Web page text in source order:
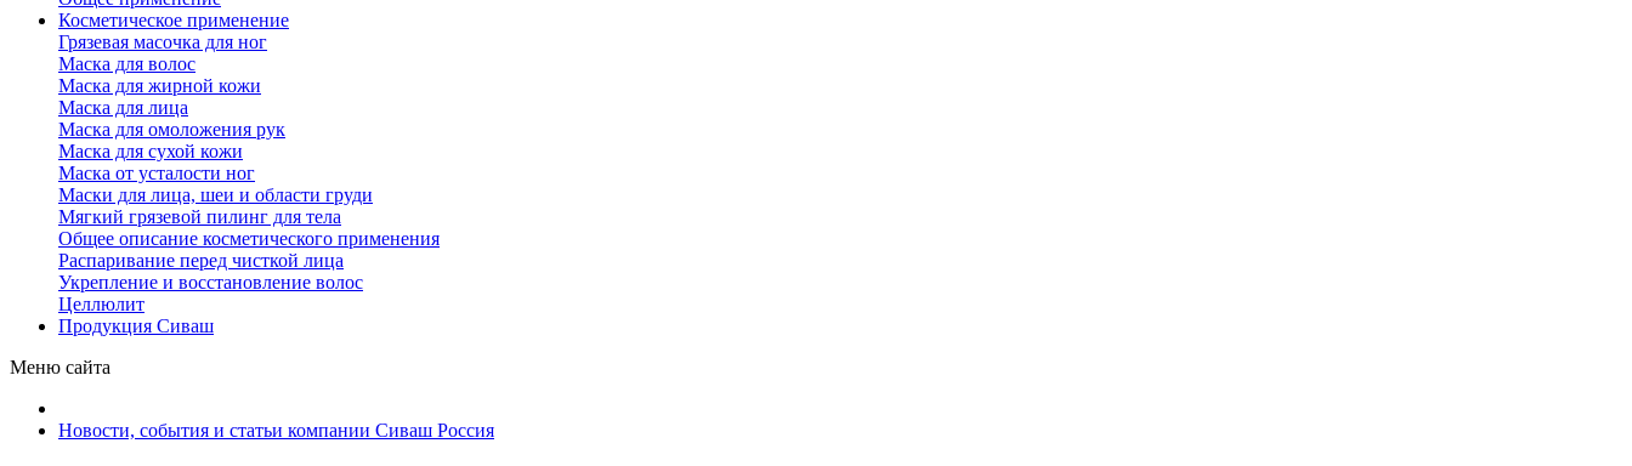
Косметическое применение
Грязевая масочка для ног
Маска для волос
Маска для жирной кожи
Маска для лица
Маска для омоложения рук
Маска для сухой кожи
Маска от усталости ног
Маски для лица, шеи и области груди
Мягкий грязевой пилинг для тела
Общее описание косметического применения
Распаривание перед чисткой лица
Укрепление и восстановление волос
Целлюлит
Продукция Сиваш
Меню сайта
Новости, события и статьи компании Сиваш Россия